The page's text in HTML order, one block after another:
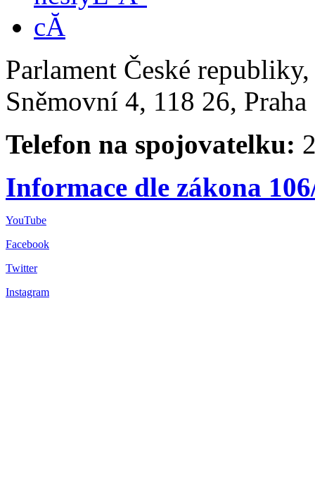
Parlament České
Sněmovní 4, 118 26,
Telefon na spojovatelku:
Informace dle zákona
YouTube
Facebook
Twitter
Instagram